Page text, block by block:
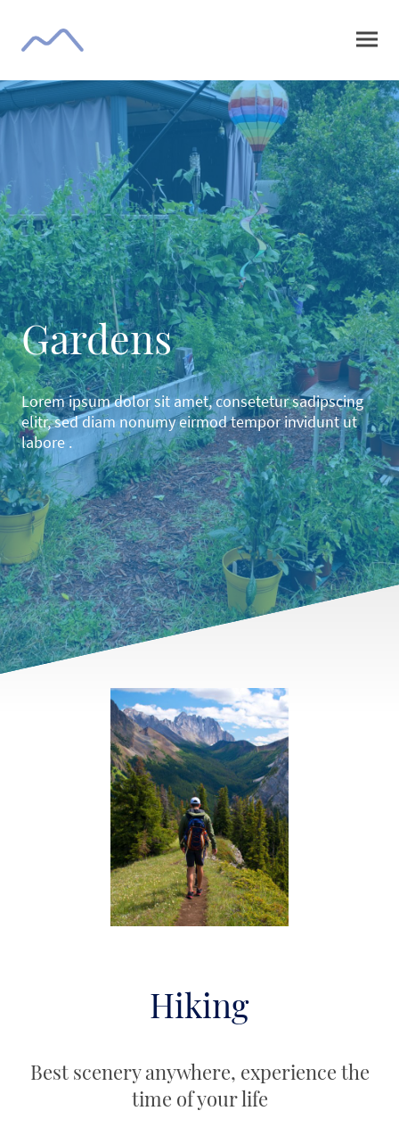
Gardens
Lorem ipsum dolor sit amet, consetetur sadipscing
elitr, sed diam nonumy eirmod tempor invidunt ut
labore .
Hiking
Best scenery anywhere, experience the
time of your life